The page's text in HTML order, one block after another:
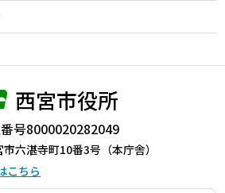
西宮市役所
号8000020282049
六湛寺町10番3号（本庁舎）
こちら